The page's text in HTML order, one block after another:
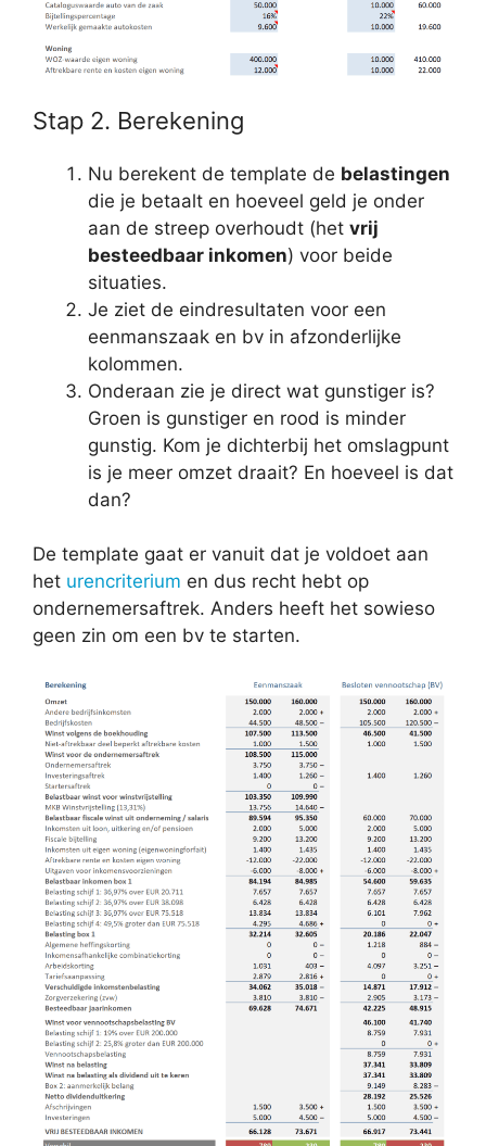
Stap 2. Berekening
Nu berekent de template de belastingen
die je betaalt en hoeveel geld je onder
aan de streep overhoudt (het vrij
besteedbaar inkomen) voor beide
situaties.
Je ziet de eindresultaten voor een
eenmanszaak en bv in afzonderlijke
kolommen.
Onderaan zie je direct wat gunstiger is?
Groen is gunstiger en rood is minder
gunstig. Kom je dichterbij het omslagpunt
is je meer omzet draait? En hoeveel is dat
dan?
De template gaat er vanuit dat je voldoet aan
het urencriterium en dus recht hebt op
ondernemersaftrek. Anders heeft het sowieso
geen zin om een bv te starten.